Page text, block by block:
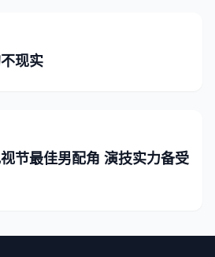
现实
节最佳男配角 演技实力备受